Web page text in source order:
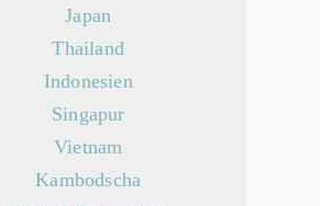
Japan
Thailand
Indonesien
Singapur
Vietnam
Kambodscha